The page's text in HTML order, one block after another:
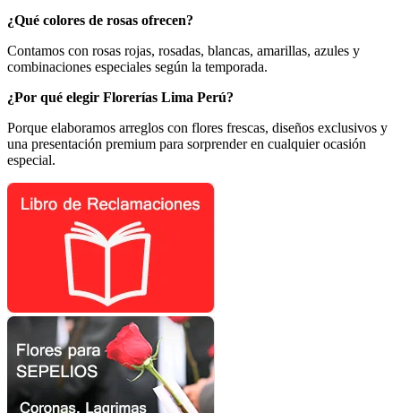
¿Qué colores de rosas ofrecen?
Contamos con rosas rojas, rosadas, blancas, amarillas, azules y
combinaciones especiales según la temporada.
¿Por qué elegir Florerías Lima Perú?
Porque elaboramos arreglos con flores frescas, diseños exclusivos y
una presentación premium para sorprender en cualquier ocasión
especial.